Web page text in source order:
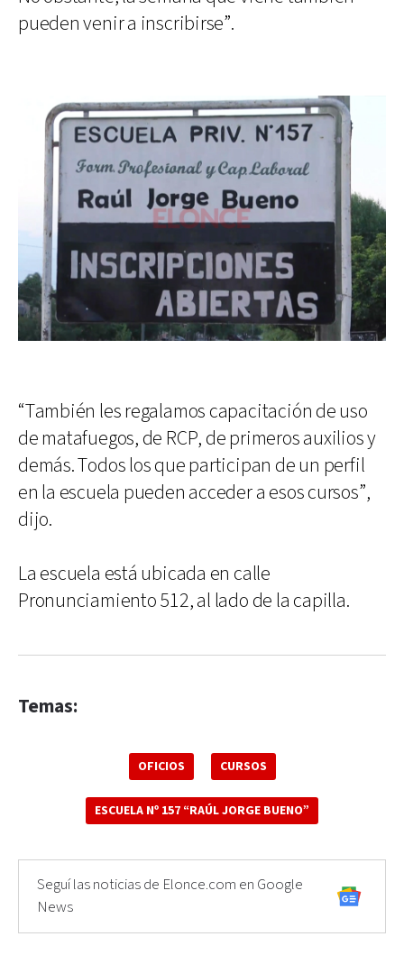
pueden venir a inscribirse”.
“También les regalamos capacitación de uso
de matafuegos, de RCP, de primeros auxilios y
demás. Todos los que participan de un perfil
en la escuela pueden acceder a esos cursos”,
dijo.
La escuela está ubicada en calle
Pronunciamiento 512, al lado de la capilla.
Temas:
OFICIOS CURSOS
ESCUELA Nº 157 “RAÚL JORGE BUENO”
Seguí las noticias de Elonce.com en Google
News